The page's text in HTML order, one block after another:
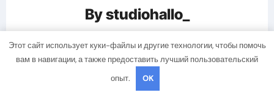
Bystudiohallo_
Этот сайт использует куки-файлы и другие технологии, чтобы помочь
вам в навигации, а также предоставить лучший пользовательский
опыт.
OK